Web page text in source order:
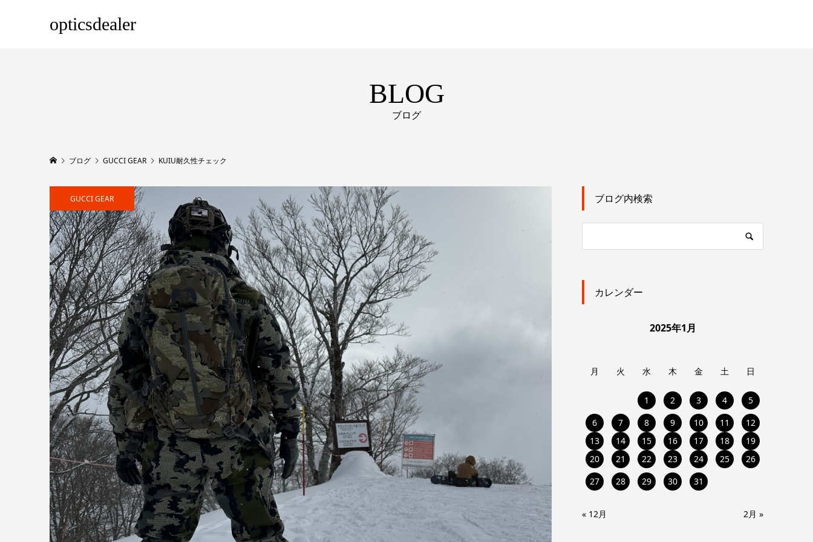
opticsdealer
BLOG
ブログ
ブログ GUCCI GEAR KUIU耐久性チェック
GUCCI GEAR ブログ内検索
カレンダー
2025年1月
月 火 水 木 金 土 日
1 2 3 4
5
6
7 8 9 10 11
12
13
14 15 16 17 18
19
20
21 22 23 24 25
26
27
28 29 30 31
« 12月 2月 »